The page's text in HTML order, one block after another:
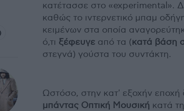
κατέτασσε στο «experimental».
καθώς το ιντερνετικό μπαμ
κειμένων στα οποία
ό,τι ξέφευγε από τα (κατά βάση
στεγνά) γούστα του συντάκτη.
Ωστόσο, στην κατ' εξοχήν εποχή
μπάντας Οπτική Μουσική κατά